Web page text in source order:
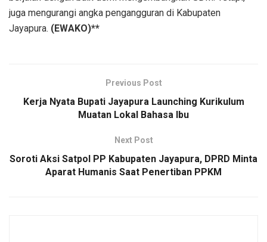
juga mengurangi angka pengangguran di Kabupaten
Jayapura. (EWAKO)**
Previous Post
Kerja Nyata Bupati Jayapura Launching Kurikulum
Muatan Lokal Bahasa Ibu
Next Post
Soroti Aksi Satpol PP Kabupaten Jayapura, DPRD Minta
Aparat Humanis Saat Penertiban PPKM